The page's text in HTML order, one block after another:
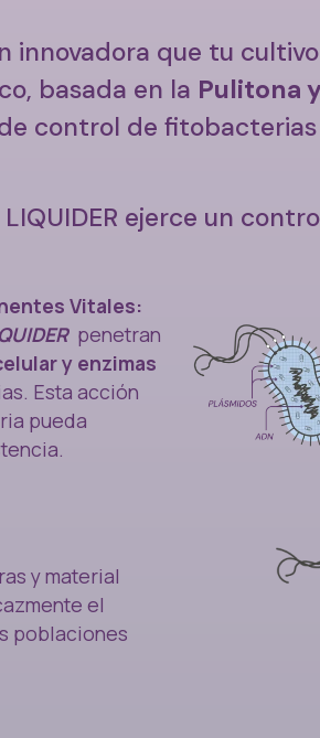
innovadora que tu
basada en la Pulitona
control de fitobacterias
ejerce un
Vitales:
penetran
y enzimas
Esta acción
pueda
y material
el
poblaciones